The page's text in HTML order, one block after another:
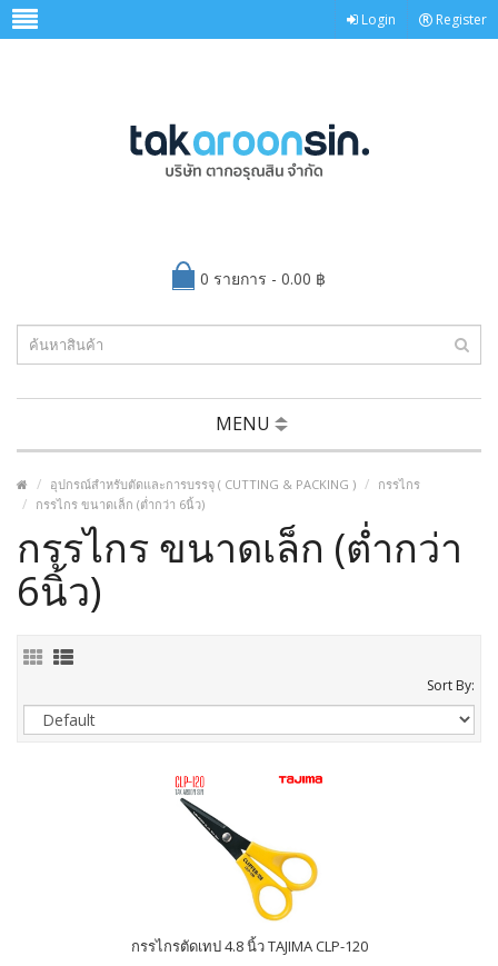
Login Register
0 รายการ - 0.00 ฿
MENU
อุปกรณ์สำหรับตัดและการบรรจุ ( CUTTING & PACKING )
กรรไกร
กรรไกร ขนาดเล็ก (ต่ำกว่า 6นิ้ว)
กรรไกร ขนาดเล็ก (ต่ำกว่า
6นิ้ว)
Sort By:
กรรไกรตัดเทป 4.8 นิ้ว TAJIMA CLP-120